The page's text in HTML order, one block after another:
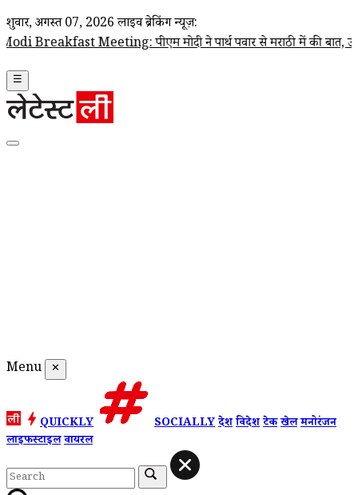
शुक्रवार, अगस्त 07, 2026 लाइव ब्रेकिंग न्यूज़:
Meeting: पीएम मोदी ने पार्थ पवार से मराठी में की बात, उपमुख्यमंत्री
☰
Menu ✕
QUICKLY SOCIALLYदेशविदेशटेकखेलमनोरंजन
लाइफस्टाइलवायरल